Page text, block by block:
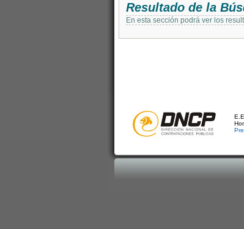
Resultado de la
En esta sección podrá ver los